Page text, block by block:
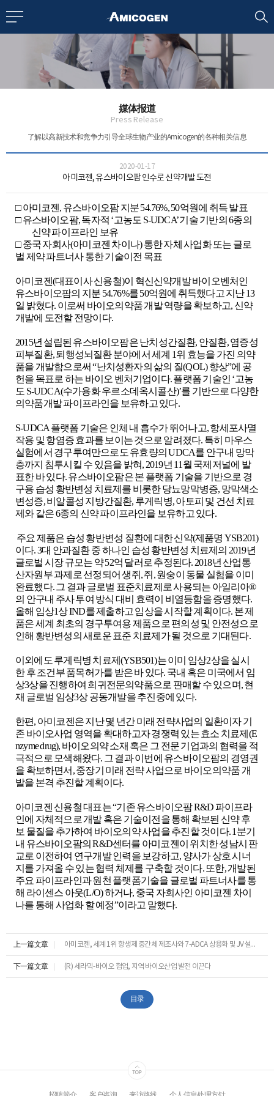
媒体报道
Press Release
了解以高新技术和竞争力引导全球生物产业的Amicogen的各种相关信息
2020-01-17
아미코젠, 유스바이오팜 인수로 신약개발 도전
□아미코젠 , 유스바이오팜 지분54.76%, 50억원에 취득 발표
□유스바이오팜,독자적 ‘고농도 S-UDCA’기술 기반의6종의
신약 파이프라인 보유
□중국 자회사(아미코젠 차이나)통한 자체 사업화 또는 글로
벌 제약 파트너사 통한 기술이전 목표
아미코젠 (대표이사 신용철)이 혁신신약개발 바이오벤처인
유스바이오팜의 지분 54.76%를50억원에 취득했다고 지난13
일 밝혔다. 이로써 바이오의약품 개발 역량을 확보하고, 신약
개발에 도전할 전망이다.
2015년 설립된 유스바이오팜은 난치성간질환, 안질환,염증성
피부질환,퇴행성뇌질환 분야에서 세계 1위 효능을 가진 의약
품을 개발함으로써“난치성환자의 삶의 질(QOL)향상”에 공
헌을 목표로 하는 바이오 벤처기업이다.플랫폼 기술인 ‘고농
도 S-UDCA(수가용화 우르소데옥시콜산)’를 기반으로 다양한
의약품개발 파이프라인을 보유하고 있다.
S-UDCA 플랫폼 기술은 인체 내 흡수가 뛰어나고,항세포사멸
작용 및 항염증 효과를 보이는 것으로 알려졌다. 특히 마우스
실험에서 경구투여만으로도 유효량의UDCA를 안구내 망막
층까지 침투시킬 수 있음을 밝혀, 2019년 11 월 국제저널에 발
표한 바 있다.유스바이오팜은 본 플랫폼 기술을 기반으로 경
구용 습성 황반변성 치료제를 비롯한 당뇨망막병증, 망막색소
변성증,비알콜성 지방간질환, 루게릭병,아토피 및 건선 치료
제와 같은6종의 신약 파이프라인을 보유하고 있다.
주요 제품은 습성 황반변성 질환에 대한 신약(제품명 YSB201)
이다. 3대 안과질환 중 하나인 습성 황반변성 치료제의 2019년
글로벌 시장 규모는 약52억 달러로 추정된다. 2018년 산업통
산자원부 과제로 선정되어 생쥐 ,쥐 ,원숭이 동물 실험을 이미
완료했다. 그 결과 글로벌 표준치료제로 사용되는 아일리아®
의 안구내 주사 투여 방식 대비 효력이 비열등함을 증명했다.
올해 임상1상IND를 제출하고 임상을 시작할 계획이다. 본 제
품은 세계 최초의 경구투여용 제품으로 편의성 및 안전성으로
인해 황반변성의 새로운 표준 치료제가 될 것으로 기대된다.
이외에도 루게릭병 치료제 (YSB501)는 이미 임상2상을 실시
한 후 조건부 품목허가를 받은 바 있다. 국내 혹은 미국에서 임
상3상을 진행하여 희귀전문의약품으로 판매할 수 있으며,현
재 글로벌 임상3상 공동개발을 추진중에 있다.
한편, 아미코젠은 지난 몇 년간 미래 전략사업의 일환이자 기
존 바이오사업 영역을 확대하고자 경쟁력 있는 효소 치료제 (E
nzyme drug), 바이오의약 소재 혹은 그 전문 기업과의 협력을 적
극적으로 모색해왔다. 그 결과 이번에 유스바이오팜의 경영권
을 확보하면서 ,중장기 미래 전략 사업으로 바이오의약품 개
발을 본격 추진할 계획이다.
아미코젠 신용철 대표는“기존 유스바이오팜R&D 파이프라
인에 자체적으로 개발 혹은 기술이전을 통해 확보된 신약 후
보 물질을 추가하여 바이오의약 사업을 추진할 것이다. 1 분기
내 유스바이오팜의R&D센터를 아미코젠이 위치한 성남시 판
교로 이전하여 연구개발 인력을 보강하고, 양사가 상호 시너
지를 가져올 수 있는 협력 체제를 구축할 것이다. 또한,개발된
주요 파이프라인과 원천 플랫폼기술을 글로벌 파트너사를 통
해 라이센스 아웃(L/O)하거나, 중국 자회사인 아미코젠 차이
나를 통해 사업화 할 예정”이라고 말했다.
上一篇文章 아미코젠, 세계 1위 항생제 중간체 제조사와 7-ADCA 상용화 및 JV설립 계약 체결
下一篇文章 (R) 세라믹-바이오 협업, 지역 바이오산업 발전 이끈다
目录